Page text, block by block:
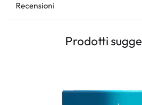
Recensioni
Prodotti